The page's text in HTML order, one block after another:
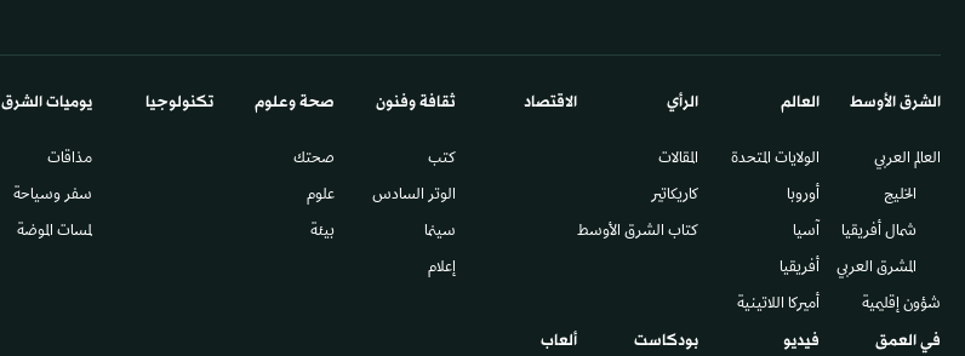
الشرق الأوسط​
العالم العربي
الخليج
شمال أفريقيا
المشرق العربي
شؤون إقليمية
العالم
الولايات المتحدة
أوروبا
آسيا
أفريقيا
أميركا اللاتينية
الرأي
المقالات
كاريكاتير
كتاب الشرق الأوسط
الاقتصاد ثقافة وفنون
كتب
الوتر السادس​
سينما
إعلام
صحة وعلوم
صحتك
علوم
بيئة
تكنولوجيا يوميات الشرق​
مذاقات
سفر وسياحة
لمسات الموضة
في العمق فيديو بودكاست ألعاب